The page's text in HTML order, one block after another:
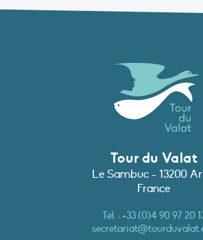
Tour du Valat
Le Sambuc - 13200
France
Tél. :+33 (0)4 90 97 20